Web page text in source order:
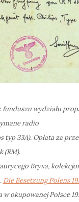
wydziału
radio
33A). Opłata za
(RM).
Bryxa,
Die Besetzung Polens
okupowanej Polsce